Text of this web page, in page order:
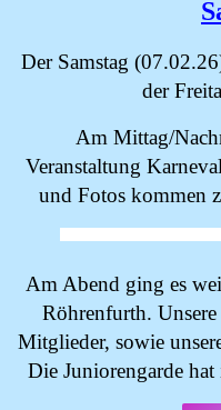
Der Samstag
der
Am Mittag/
Veranstaltung
und Fotos kommen
Am Abend ging es
Röhrenfurth.
Mitglieder, sowie
Die Juniorengarde